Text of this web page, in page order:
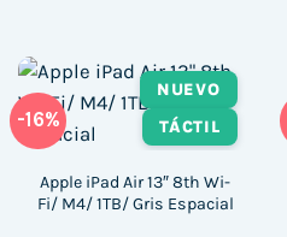
-16%
NUEVO
TÁCTIL
Apple iPad Air 13″ 8th Wi-
Fi/ M4/ 1TB/ Gris Espacial